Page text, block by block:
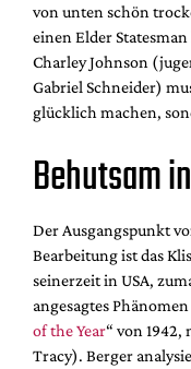
von unten schön
einen Elder
Charley Johnson
Gabriel Schneider)
glücklich machen,
Behutsam
Der Ausgangspunkt
Bearbeitung ist das
seinerzeit in USA,
angesagtes
of the Year“ von
Tracy). Berger